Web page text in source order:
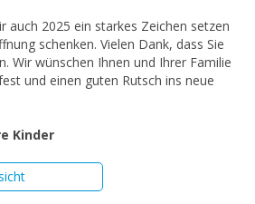
auch 2025 ein starkes Zeichen setzen
schenken. Vielen Dank, dass Sie
Wir wünschen Ihnen und Ihrer Familie
und einen guten Rutsch ins neue
Kinder